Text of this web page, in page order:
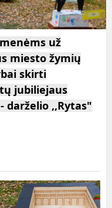
už
miesto žymių
skirti
jubiliejaus
darželio ,,Rytas"